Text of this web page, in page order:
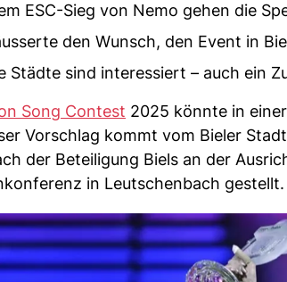
ESC-Sieg von Nemo gehen die
den Wunsch, den Event in
Städte sind interessiert – auch ein
Song Contest 2025 könnte in
Vorschlag kommt vom Bieler
der Beteiligung Biels an der
in Leutschenbach gestellt.